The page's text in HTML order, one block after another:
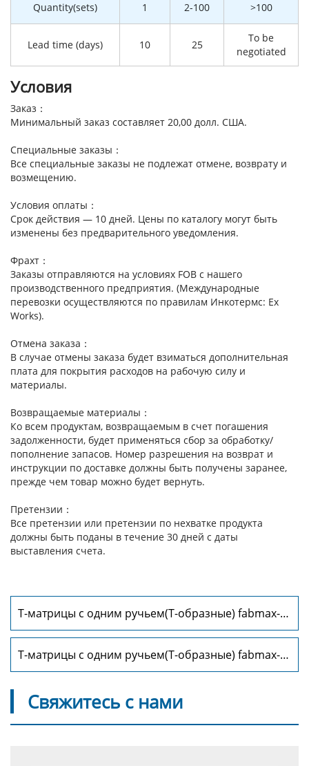
Quantity(sets) 1 2-100 >100
Lead time (days) 10 25
To be
negotiated
Условия
Заказ：
Минимальный заказ составляет 20,00 долл. США.
Специальные заказы：
Все специальные заказы не подлежат отмене, возврату и
возмещению.
Условия оплаты：
Срок действия — 10 дней. Цены по каталогу могут быть
изменены без предварительного уведомления.
Фрахт：
Заказы отправляются на условиях FOB с нашего
производственного предприятия. (Международные
перевозки осуществляются по правилам Инкотермс: Ex
Works).
Отмена заказа：
В случае отмены заказа будет взиматься дополнительная
плата для покрытия расходов на рабочую силу и
материалы.
Возвращаемые материалы：
Ко всем продуктам, возвращаемым в счет погашения
задолженности, будет применяться сбор за обработку/
пополнение запасов. Номер разрешения на возврат и
инструкции по доставке должны быть получены заранее,
прежде чем товар можно будет вернуть.
Претензии：
Все претензии или претензии по нехватке продукта
должны быть поданы в течение 30 дней с даты
выставления счета.
Т-матрицы с одним ручьем(Т-образные) fabmax-
TD1016
Т-матрицы с одним ручьем(Т-образные) fabmax-
TD1018
Свяжитесь с нами